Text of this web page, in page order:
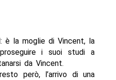
è la moglie di Vincent, la
i suoi studi a
da Vincent.
però, l’arrivo di una